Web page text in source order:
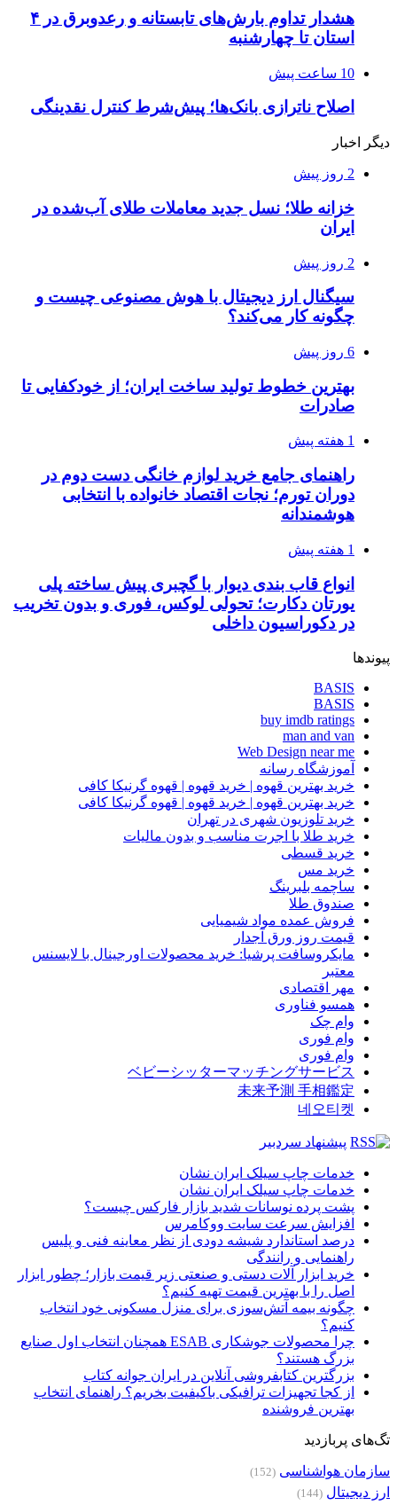
هشدار تداوم بارش‌های تابستانه و رعدوبرق در ۴
استان تا چهارشنبه
10 ساعت پیش
اصلاح ناترازی بانک‌ها؛ پیش‌شرط کنترل نقدینگی
دیگر اخبار
2 روز پیش
خزانه طلا؛ نسل جدید معاملات طلای آب‌شده در
ایران
2 روز پیش
سیگنال ارز دیجیتال با هوش مصنوعی چیست و
چگونه کار می‌کند؟
6 روز پیش
بهترین خطوط تولید ساخت ایران؛ از خودکفایی تا
صادرات
1 هفته پیش
راهنمای جامع خرید لوازم خانگی دست دوم در
دوران تورم؛ نجات اقتصاد خانواده با انتخابی
هوشمندانه
1 هفته پیش
انواع قاب بندی دیوار با گچبری پیش ساخته پلی
یورتان دکارت؛ تحولی لوکس، فوری و بدون تخریب
در دکوراسیون داخلی
پیوندها
BASIS
BASIS
buy imdb ratings
man and van
Web Design near me
آموزشگاه رسانه
خرید بهترین قهوه | خرید قهوه | قهوه گرنیکا کافی
خرید بهترین قهوه | خرید قهوه | قهوه گرنیکا کافی
خرید تلوزیون شهری در تهران
خرید طلا با اجرت مناسب و بدون مالیات
خرید قسطی
خرید مس
ساچمه بلبرینگ
صندوق طلا
فروش عمده مواد شیمیایی
قیمت روز ورق آجدار
مایکروسافت پرشیا: خرید محصولات اورجینال با لایسنس
معتبر
مهر اقتصادی
همسو فناوری
وام چک
وام فوری
وام فوری
ベビーシッターマッチングサービス
未来予測 手相鑑定
네오티켓
پیشنهاد سردبیر
خدمات چاپ سیلک ایران نشان
خدمات چاپ سیلک ایران نشان
پشت پرده نوسانات شدید بازار فارکس چیست؟
افزایش سرعت سایت ووکامرس
درصد استاندارد شیشه دودی از نظر معاینه فنی و پلیس
راهنمایی و رانندگی
خرید ابزار آلات دستی و صنعتی زیر قیمت بازار؛ چطور ابزار
اصل را با بهترین قیمت تهیه کنیم؟
چگونه بیمه آتش‌سوزی برای منزل مسکونی خود انتخاب
کنیم؟
چرا محصولات جوشکاری ESAB همچنان انتخاب اول صنایع
بزرگ هستند؟
بزرگترین کتابفروشی آنلاین در ایران جوانه کتاب
از کجا تجهیزات ترافیکی باکیفیت بخریم؟ راهنمای انتخاب
بهترین فروشنده
تگ‌های پربازدید
سازمان هواشناسی (152)
ارز دیجیتال (144)